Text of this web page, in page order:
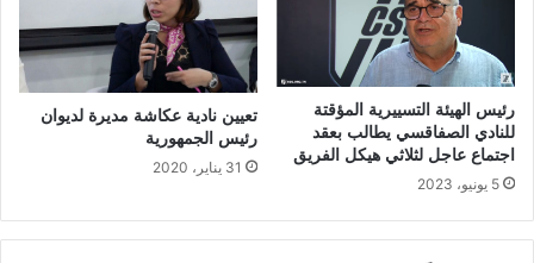
رئيس الهيئة التسييرية المؤقتة
للنادي الصفاقسي يطالب بعقد
اجتماع عاجل لثلاثي هيكل الفريق
5 يونيو، 2023
تعيين نادية عكاشة مديرة لديوان
رئيس الجمهورية
31 يناير، 2020